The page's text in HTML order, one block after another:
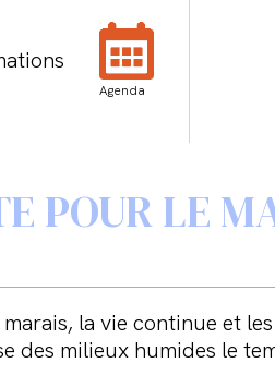
Agenda
POUR LE
la vie continue et
des milieux humides le